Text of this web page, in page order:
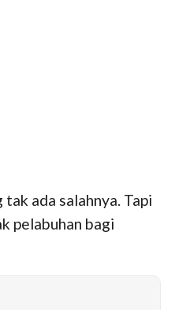
ada salahnya. Tapi
pelabuhan bagi